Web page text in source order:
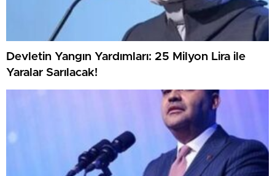
Devletin Yangın Yardımları: 25 Milyon Lira ile
Yaralar Sarılacak!